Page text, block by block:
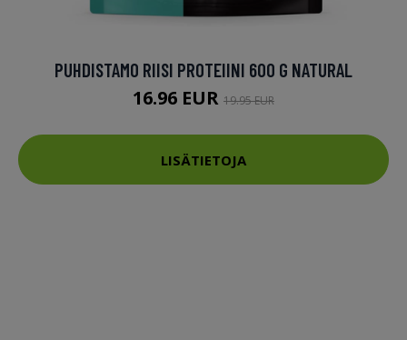
PUHDISTAMO RIISI PROTEIINI 600 G NATURAL
16.96 EUR 19.95 EUR
LISÄTIETOJA